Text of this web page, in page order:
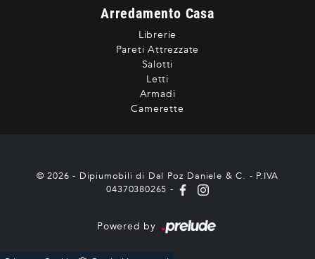
Arredamento Casa
Librerie
Pareti Attrezzate
Salotti
Letti
Armadi
Camerette
© 2026 - Dipiumobili di Dal Poz Daniele & C. - P.IVA
04370380265 -
Powered by